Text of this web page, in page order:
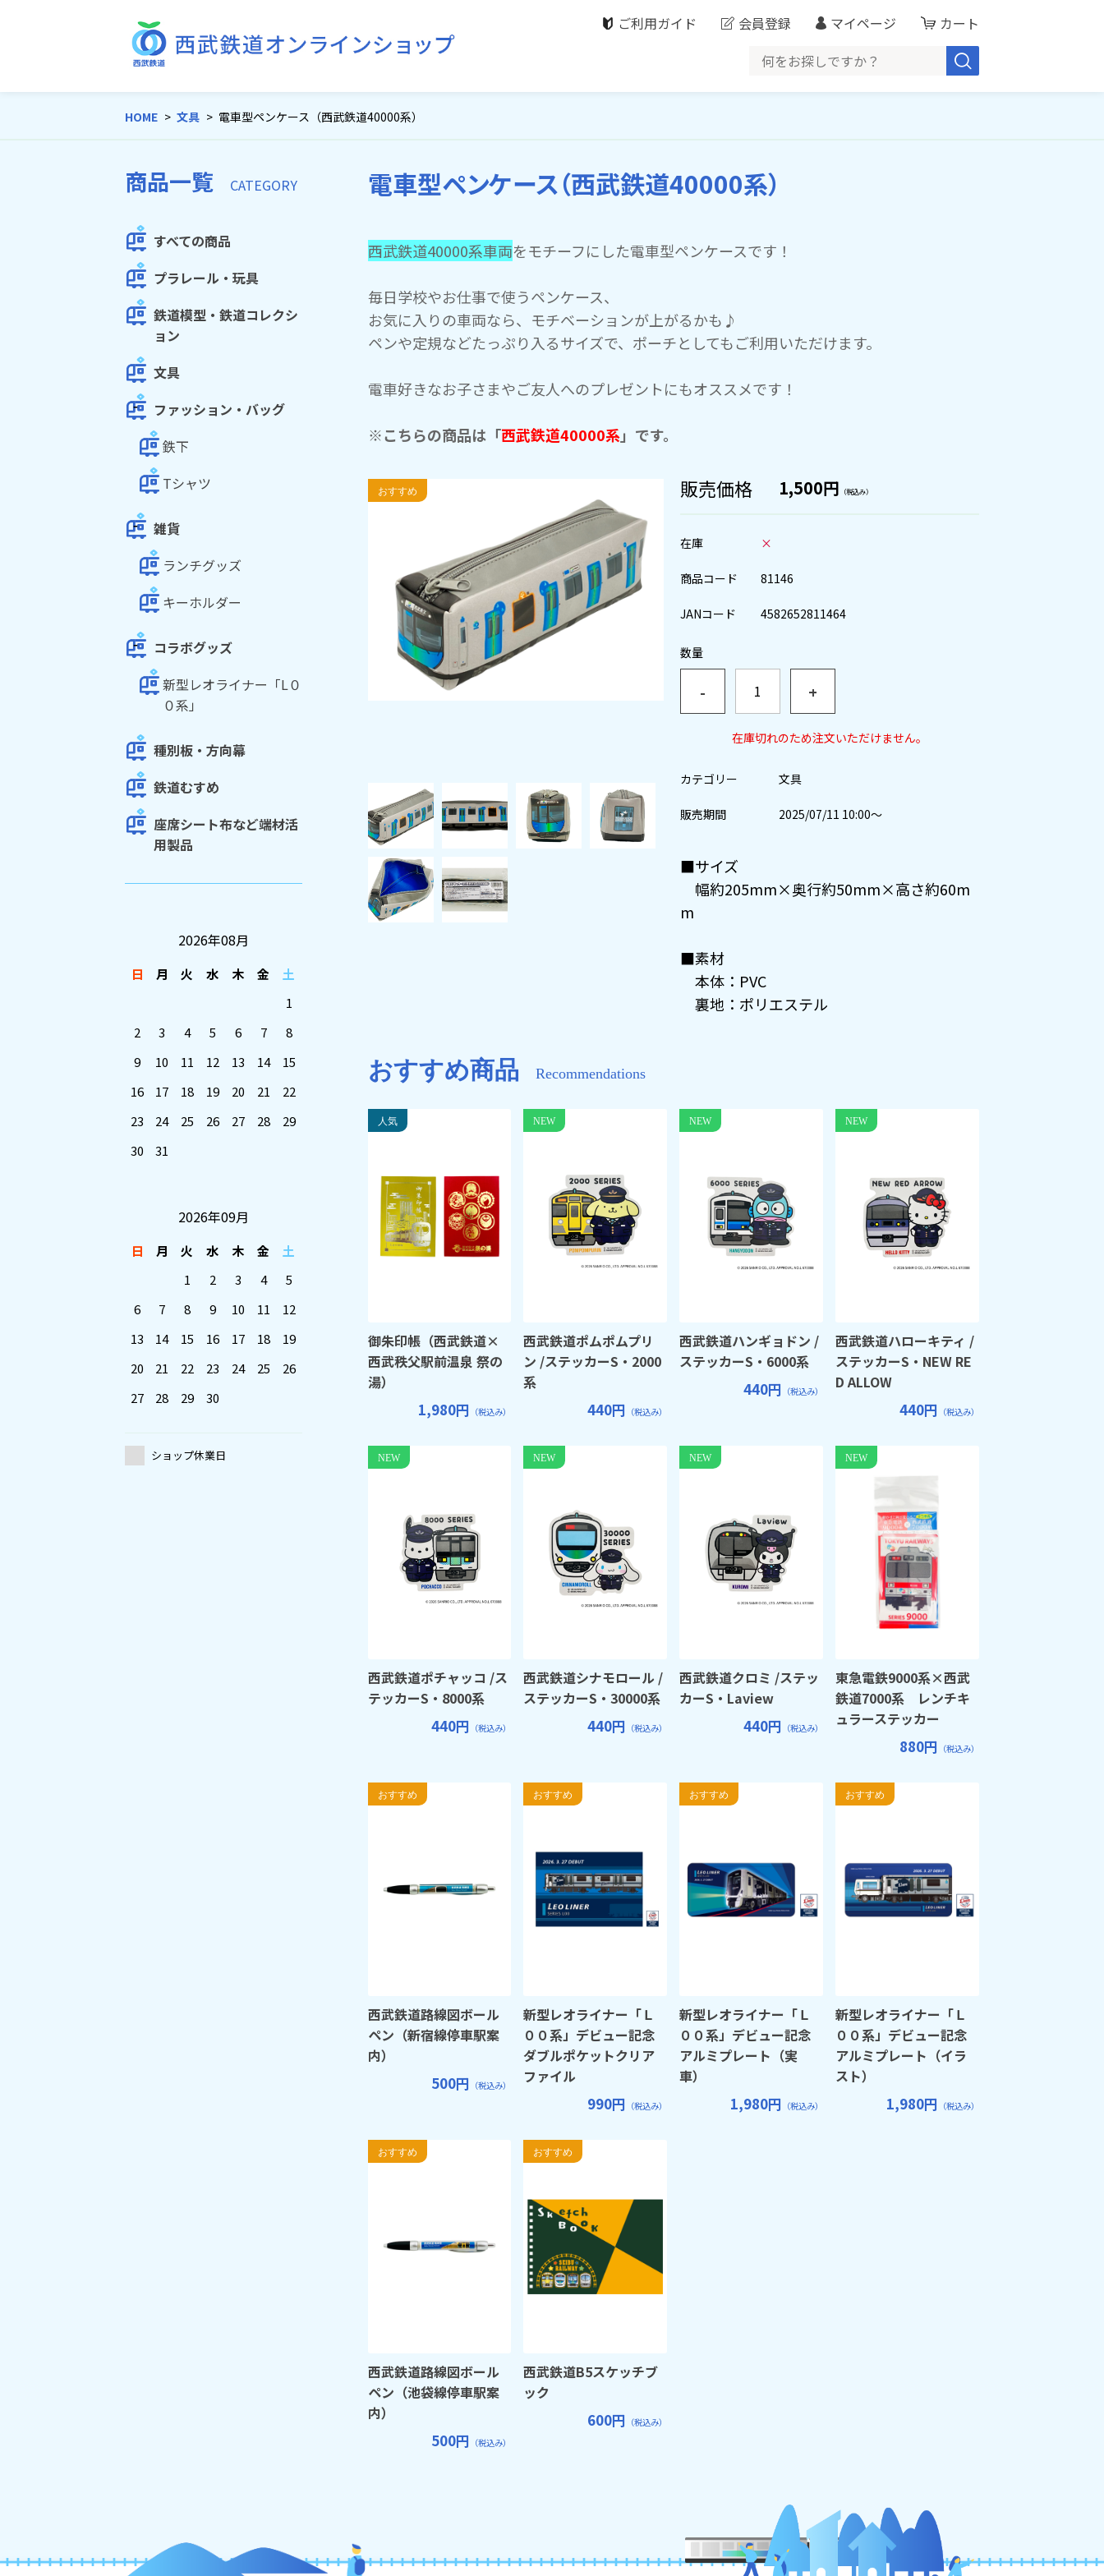
ご利用ガイド 会員登録 マイページ カート
HOME 文具 電車型ペンケース（西武鉄道40000系）
電車型ペンケース（西武鉄道40000系）
西武鉄道40000系車両をモチーフにした電車型ペンケースです！
毎日学校やお仕事で使うペンケース、
お気に入りの車両なら、モチベーションが上がるかも♪
ペンや定規などたっぷり入るサイズで、ポーチとしてもご利用いただけます。
電車好きなお子さまやご友人へのプレゼントにもオススメです！
※こちらの商品は「西武鉄道40000系」です。
販売価格 1,500円 （税込み）
在庫 ×
商品コード 81146
JANコード 4582652811464
数量
- +
在庫切れのため注文いただけません。
カテゴリー 文具
販売期間 2025/07/11 10:00～
■サイズ
幅約205mm×奥行約50mm×高さ約60m
m
■素材
本体：PVC
裏地：ポリエステル
おすすめ商品 Recommendations
御朱印帳（西武鉄道×
西武秩父駅前温泉 祭の
湯）
1,980円 （税込み）
西武鉄道ポムポムプリ
ン /ステッカーS・2000
系
440円 （税込み）
西武鉄道ハンギョドン /
ステッカーS・6000系
440円 （税込み）
西武鉄道ハローキティ /
ステッカーS・NEW RE
D ALLOW
440円 （税込み）
西武鉄道ポチャッコ /ス
テッカーS・8000系
440円 （税込み）
西武鉄道シナモロール /
ステッカーS・30000系
440円 （税込み）
西武鉄道クロミ /ステッ
カーS・Laview
440円 （税込み）
東急電鉄9000系×西武
鉄道7000系 レンチキ
ュラーステッカー
880円 （税込み）
西武鉄道路線図ボール
ペン（新宿線停車駅案
内）
500円 （税込み）
新型レオライナー「Ｌ
００系」デビュー記念
ダブルポケットクリア
ファイル
990円 （税込み）
新型レオライナー「Ｌ
００系」デビュー記念
アルミプレート（実
車）
1,980円 （税込み）
新型レオライナー「Ｌ
００系」デビュー記念
アルミプレート（イラ
スト）
1,980円 （税込み）
西武鉄道路線図ボール
ペン（池袋線停車駅案
内）
500円 （税込み）
西武鉄道B5スケッチブ
ック
600円 （税込み）
商品一覧 CATEGORY
すべての商品
プラレール・玩具
鉄道模型・鉄道コレクシ
ョン
文具
ファッション・バッグ
鉄下
Tシャツ
雑貨
ランチグッズ
キーホルダー
コラボグッズ
新型レオライナー「L０
０系」
種別板・方向幕
鉄道むすめ
座席シート布など端材活
用製品
2026年08月
日 月 火 水 木 金
土
1
2
3 4 5 6 7
8
9
10 11 12 13 14
15
16
17 18 19 20 21
22
23
24 25 26 27 28
29
30
31
2026年09月
日 月 火 水 木 金
土
1
2 3 4
5
6
7 8 9 10 11
12
13
14 15 16 17 18
19
20
21 22 23 24 25
26
27
28 29 30
ショップ休業日